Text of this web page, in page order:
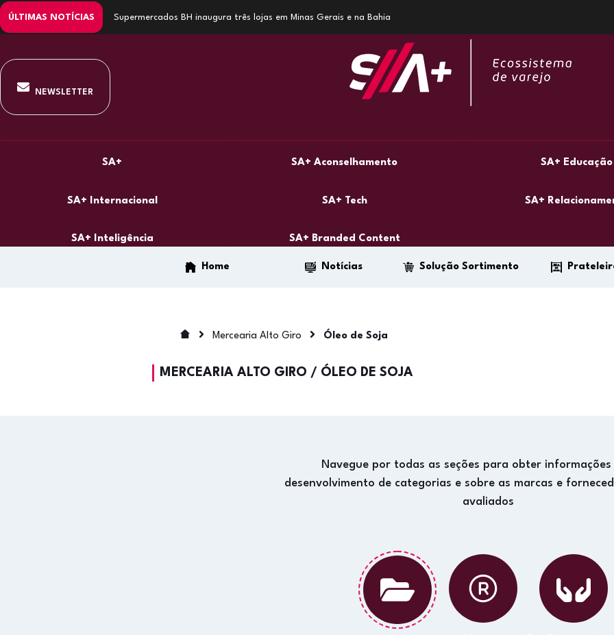
ÚLTIMAS NOTÍCIAS Supermercados BH inaugura três lojas em Minas Gerais e na Bahia
NEWSLETTER
SA+ SA+ Aconselhamento SA+ Educação
SA+ Internacional SA+ Tech SA+
SA+ Inteligência SA+ Branded Content
Home Notícias Solução Sortimento
Mercearia Alto Giro Óleo de Soja
MERCEARIA ALTO GIRO / ÓLEO DE SOJA
Navegue por todas as seções para obter informações
desenvolvimento de categorias e sobre as marcas e
avaliados